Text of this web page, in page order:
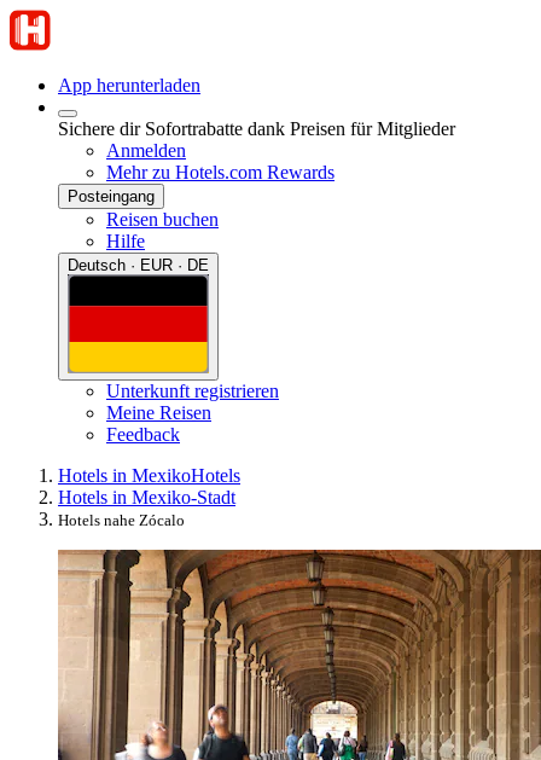
App herunterladen
Sichere dir Sofortrabatte dank Preisen für Mitglieder
Anmelden
Mehr zu Hotels.com Rewards
Posteingang
Reisen buchen
Hilfe
Deutsch · EUR · DE
Unterkunft registrieren
Meine Reisen
Feedback
Hotels in MexikoHotels
Hotels in Mexiko-Stadt
Hotels nahe Zócalo